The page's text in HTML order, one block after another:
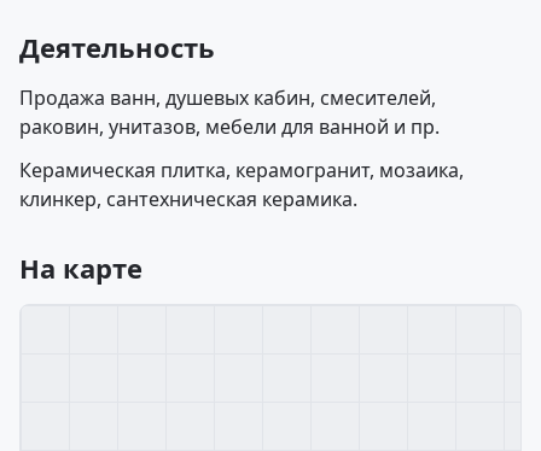
Деятельность
Продажа ванн, душевых кабин, смесителей,
раковин, унитазов, мебели для ванной и пр.
Керамическая плитка, керамогранит, мозаика,
клинкер, сантехническая керамика.
На карте